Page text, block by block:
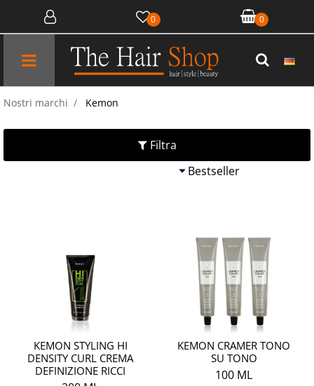
0 0
Open menu
Nostri marchi Kemon
Filtra
KEMON STYLING HI
DENSITY CURL CREMA
DEFINIZIONE RICCI
KEMON CRAMER TONO
SU TONO
100 ML